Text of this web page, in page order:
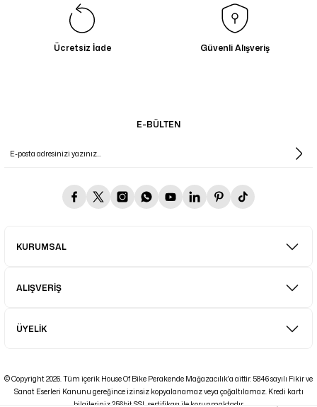
Ücretsiz İade Güvenli Alışveriş
E-BÜLTEN
KURUMSAL
ALIŞVERİŞ
ÜYELİK
© Copyright 2026. Tüm içerik House Of Bike Perakende Mağazacılık'a aittir. 5846 sayılı Fikir ve
Sanat Eserleri Kanunu gereğince izinsiz kopyalanamaz veya çoğaltılamaz. Kredi kartı
bilgileriniz 256bit SSL sertifikası ile korunmaktadır.